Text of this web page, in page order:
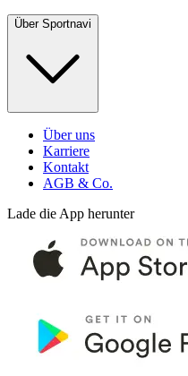
Über Sportnavi
Über uns
Karriere
Kontakt
AGB & Co.
Lade die App herunter